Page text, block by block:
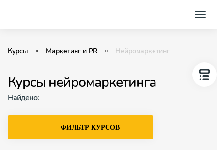
Курсы Маркетинг и PR Нейромаркетинг
Курсы нейромаркетинга
Найдено:
ФИЛЬТР КУРСОВ